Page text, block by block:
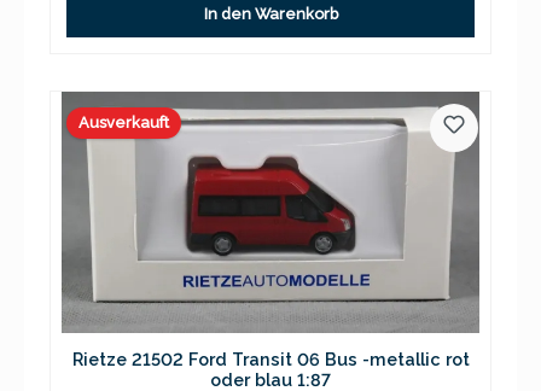
In den Warenkorb
Ausverkauft
Rietze 21502 Ford Transit 06 Bus -metallic rot
oder blau 1:87